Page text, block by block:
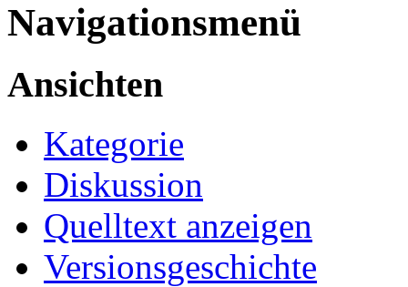
Navigationsmenü
Ansichten
Kategorie
Diskussion
Quelltext anzeigen
Versionsgeschichte